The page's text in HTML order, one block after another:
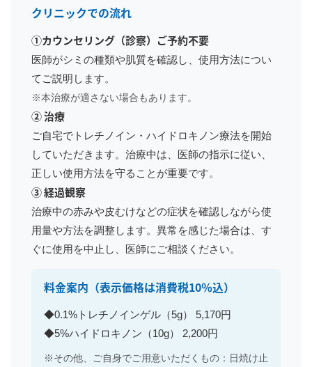
クリニックでの流れ
①カウンセリング（診察）ご予約不要
医師がシミの種類や肌質を確認し、使用方法につい
てご説明します。
※本治療が適さない場合もあります。
② 治療
ご自宅でトレチノイン・ハイドロキノン療法を開始
していただきます。治療中は、医師の指示に従い、
正しい使用方法を守ることが重要です。
③ 経過観察
治療中の赤みや皮むけなどの症状を確認しながら使
用量や方法を調整します。異常を感じた場合は、す
ぐに使用を中止し、医師にご相談ください。
料金案内 （表示価格は消費税10％込）
◆0.1%トレチノインゲル（5g） 5,170円
◆5%ハイドロキノン（10g） 2,200円
※その他、ご自身でご用意いただくもの：日焼け止